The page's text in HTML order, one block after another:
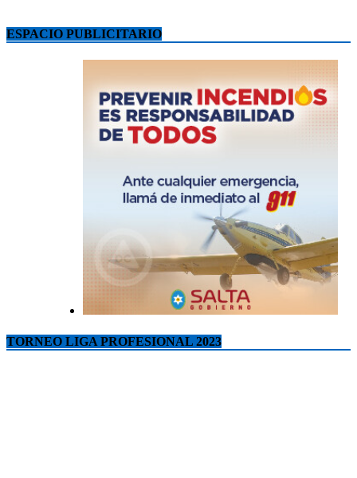
ESPACIO PUBLICITARIO
TORNEO LIGA PROFESIONAL 2023